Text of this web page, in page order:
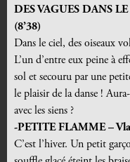
DES VAGUES DANS
(8’38)
Dans le ciel, des oiseaux
L’un d’entre eux peine à
sol et secouru par une
le plaisir de la danse !
avec les siens ?
-PETITE FLAMME –
C’est l’hiver. Un petit